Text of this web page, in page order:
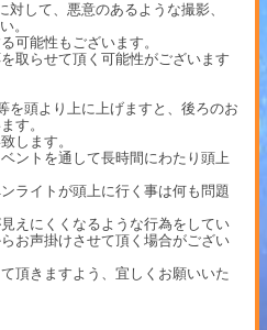
して、悪意のあるような撮影、
。
可能性もございます。
取らせて頂く可能性がございます
を頭より上に上げますと、後ろのお
す。
します。
ントを通して長時間にわたり頭上
ライトが頭上に行く事は何も問題
えにくくなるような行為をしてい
お声掛けさせて頂く場合がござい
頂きますよう、宜しくお願いいた